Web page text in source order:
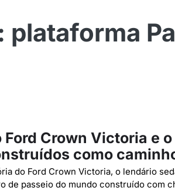
plataforma
Ford Crown Victoria e
como
do Ford Crown Victoria, o lendário
de passeio do mundo construído com